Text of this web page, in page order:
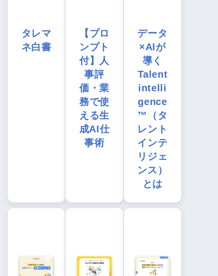
タレマ
ネ白書
【プロ
ンプト
付】人
事評
価・業
務で使
える生
成AI仕
事術
データ
×AIが
導く
Talent
intelli
gence
™（タ
レント
インテ
リジェ
ンス）
とは